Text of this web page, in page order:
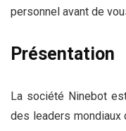
personnel avant de
Présentation
La société Ninebot
des leaders mondiaux